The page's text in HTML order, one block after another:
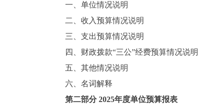
一、单位情况说明
二、收入预算情况说明
三、支出预算情况说明
四、财政拨款“三公”经费预算情况说明
五、其他情况说明
六、名词解释
第二部分 2025年度单位预算报表